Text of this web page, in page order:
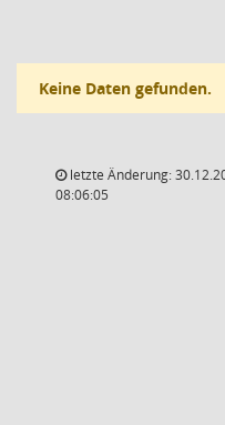
Keine Daten gefunden.
letzte Änderung:
08:06:05